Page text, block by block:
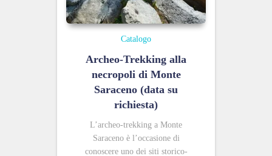
Catalogo
Archeo-Trekking alla
necropoli di Monte
Saraceno (data su
richiesta)
L’archeo-trekking a Monte
Saraceno è l’occasione di
conoscere uno dei siti storico-